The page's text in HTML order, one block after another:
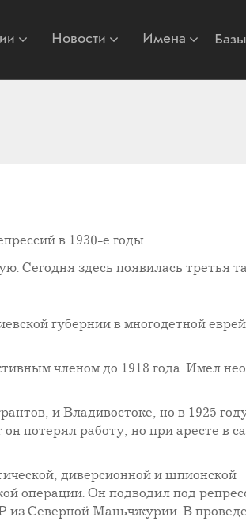
Новости Имена
в 1930-е годы.
Сегодня здесь появилась третья
губернии в многодетной
членом до 1918 года. Имел
и Владивостоке, но в 1925
потерял работу, но при аресте в
диверсионной и шпионской
операции. Он подводил под
Северной Маньчжурии. В